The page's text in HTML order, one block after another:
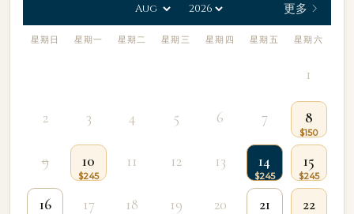
更多
星期日 星期一 星期二 星期三 星期四 星期五 星期六
1
2 3 4 5 6 7 8
9 10 11 12 13 14 15
16 17 18 19 20 21 22